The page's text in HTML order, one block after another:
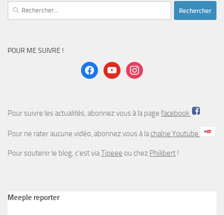
Rechercher :
POUR ME SUIVRE !
facebookyoutubeinstagram
Pour suivre les actualités, abonnez vous à la page facebook
Pour ne rater aucune vidéo, abonnez vous à lachaîne Youtube
Pour soutenir le blog, c’est viaTipeee ou chez Philibert !
Meeple reporter